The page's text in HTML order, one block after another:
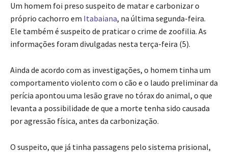
Um homem foi preso suspeito de matar e carbonizar o
próprio cachorro em Itabaiana, na última segunda-feira.
Ele também é suspeito de praticar o crime de zoofilia. As
informações foram divulgadas nesta terça-feira (5).
Ainda de acordo com as investigações, o homem tinha um
comportamento violento com o cão e o laudo preliminar da
perícia apontou uma lesão grave no tórax do animal, o que
levanta a possibilidade de que a morte tenha sido causada
por agressão física, antes da carbonização.
O suspeito, que já tinha passagens pelo sistema prisional,